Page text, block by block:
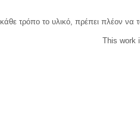
τρόπο το υλικό, πρέπει πλέον να
This work